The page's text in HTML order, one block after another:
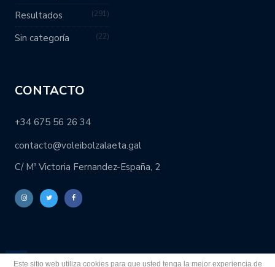
Resultados 291
Sin categoría 22
CONTACTO
+34 675 56 26 34
contacto@voleibolzalaeta.gal
C/ Mª Victoria Fernandez-España, 2
Este sitio web utiliza cookies para que usted tenga la mejor experiencia de